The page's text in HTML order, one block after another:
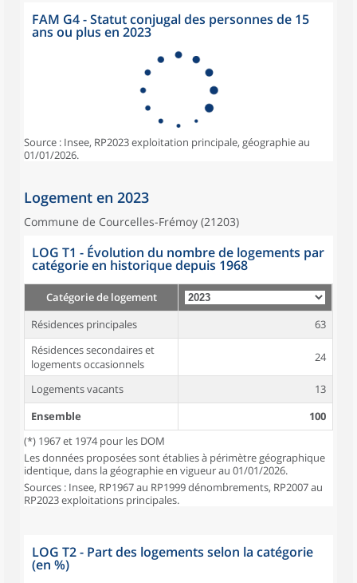
FAM G4 - Statut conjugal des personnes de 15
ans ou plus en 2023
Source : Insee, RP2023 exploitation principale, géographie au
01/01/2026.
Logement en 2023
Commune de Courcelles-Frémoy (21203)
LOG T1 - Évolution du nombre de logements par
catégorie en historique depuis 1968
Catégorie de logement
Résidences principales
63
Résidences secondaires et
logements occasionnels
24
Logements vacants
13
Ensemble
100
(*) 1967 et 1974 pour les DOM
Les données proposées sont établies à périmètre géographique
identique, dans la géographie en vigueur au 01/01/2026.
Sources : Insee, RP1967 au RP1999 dénombrements, RP2007 au
RP2023 exploitations principales.
LOG T2 - Part des logements selon la catégorie
(en %)